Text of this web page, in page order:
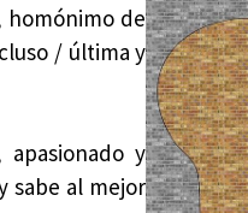
homónimo de
/ última y
apasionado y
sabe al mejor